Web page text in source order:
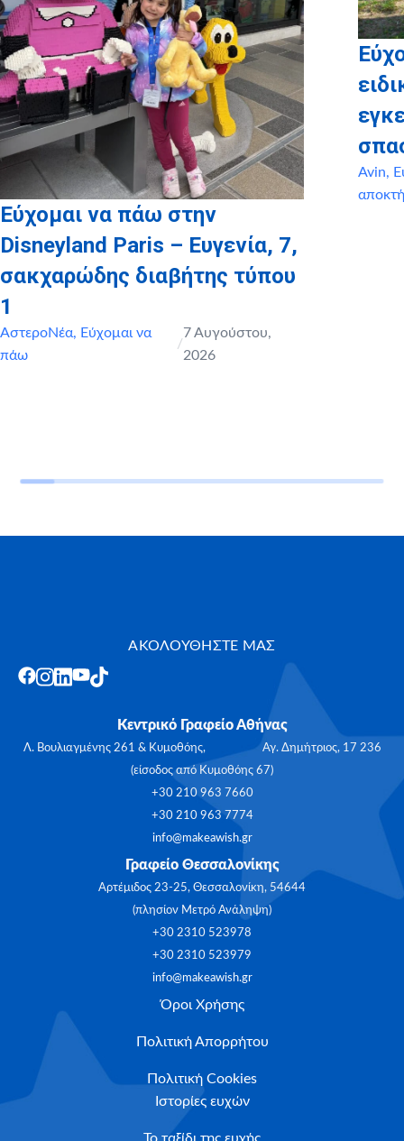
Εύχομαι να πάω στην
Disneyland Paris – Ευγενία, 7,
σακχαρώδης διαβήτης τύπου
1
ΑστεροΝέα, Εύχομαι να
πάω
/
7 Αυγούστου,
2026
Avin,
ΑΚΟΛΟΥΘΗΣΤΕ ΜΑΣ
Κεντρικό Γραφείο Αθήνας
Λ. Βουλιαγμένης 261 & Κυμοθόης, Αγ. Δημήτριος, 17 236
(είσοδος από Κυμοθόης 67)
+30 210 963 7660
+30 210 963 7774
info@makeawish.gr
Γραφείο Θεσσαλονίκης
Αρτέμιδος 23-25, Θεσσαλονίκη, 54644
(πλησίον Μετρό Ανάληψη)
+30 2310 523978
+30 2310 523979
info@makeawish.gr
Όροι Χρήσης
Πολιτική Απορρήτου
Πολιτική Cookies
Ιστορίες ευχών